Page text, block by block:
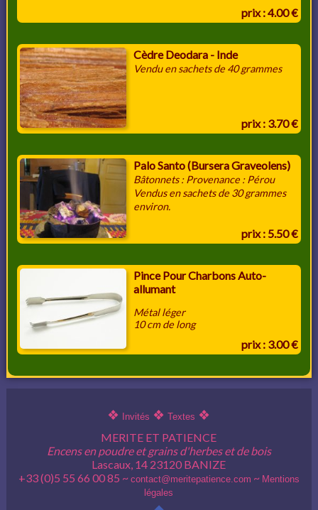
prix : 4.00 €
Cèdre Deodara - Inde
Vendu en sachets de 40 grammes
prix : 3.70 €
Palo Santo (Bursera Graveolens)
Bâtonnets : Provenance : Pérou
Vendus en sachets de 30 grammes
environ.
prix : 5.50 €
Pince Pour Charbons Auto-
allumant
Métal léger
10 cm de long
prix : 3.00 €
❖ Invités ❖Textes ❖
MERITE ET PATIENCE
Encens en poudre et grains d'herbes et de bois
Lascaux, 14 23120 BANIZE
+33 (0)5 55 66 00 85 ~ contact@meritepatience.com ~ Mentions
légales